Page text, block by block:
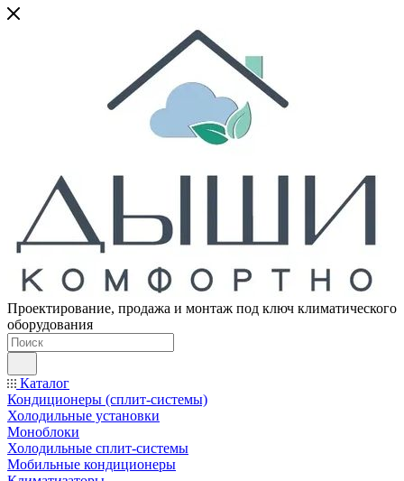
Проектирование, продажа и монтаж под ключ климатического
оборудования
Каталог
Кондиционеры (сплит-системы)
Холодильные установки
Моноблоки
Холодильные сплит-системы
Мобильные кондиционеры